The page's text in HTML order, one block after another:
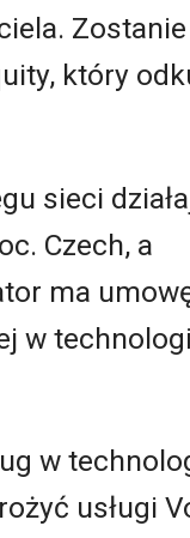
który
sieci
Czech, a
ma
w
w
usługi